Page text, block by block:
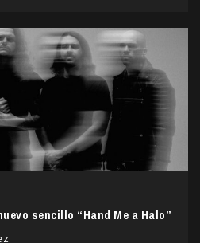
sencillo “Hand Me a Halo”